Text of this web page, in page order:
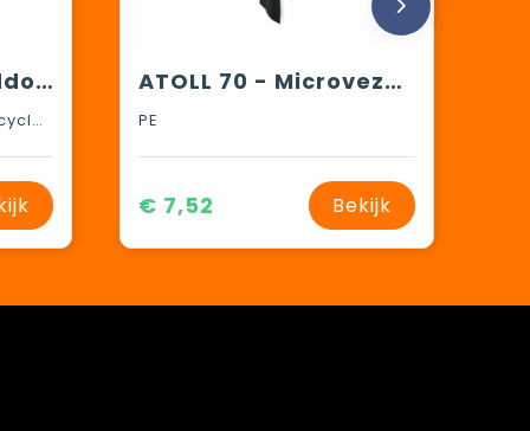
Alora keukenhanddoek van 200 g/m² gerecycled katoen
GRS-gecertificeerd gerecycled katoen, 210 g/m2
ATOLL 70 - Microvezel handdoek
PE
€ 7,52 Bekijk